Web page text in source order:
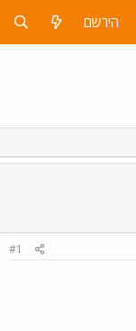
הירשם
#1